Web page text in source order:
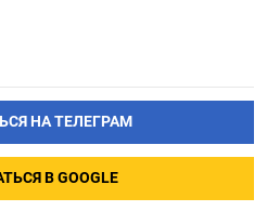
НА ТЕЛЕГРАМ
В GOOGLE